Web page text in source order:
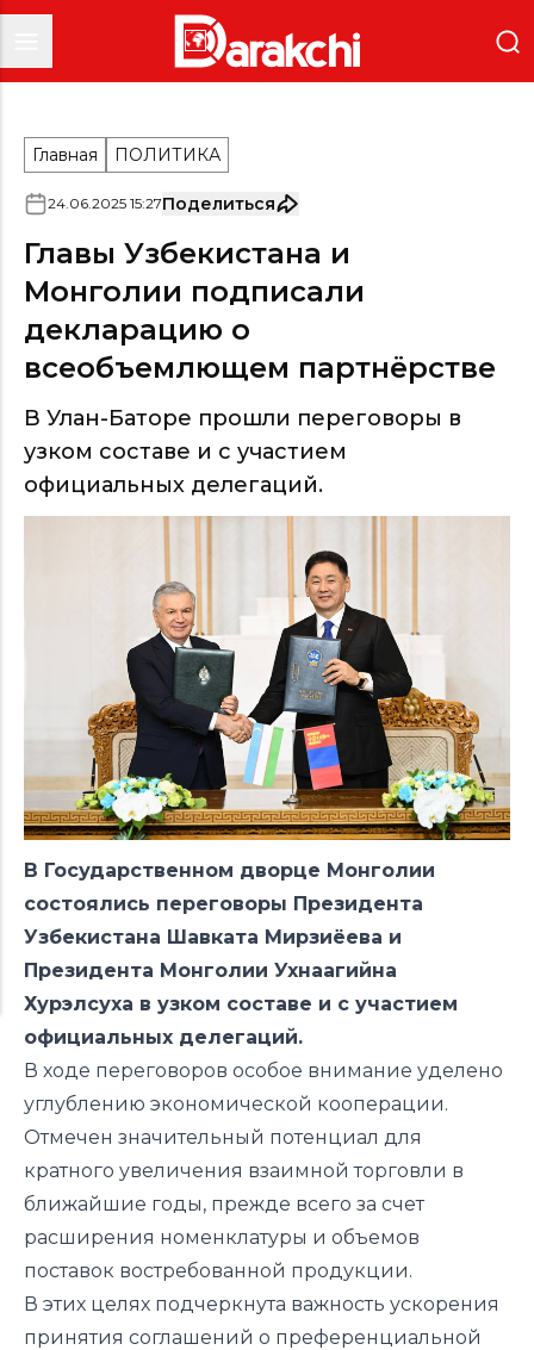
Главная ПОЛИТИКА
24.06.2025 15:27Поделиться
Главы Узбекистана и
Монголии подписали
декларацию о
всеобъемлющем партнёрстве
В Улан-Баторе прошли переговоры в
узком составе и с участием
официальных делегаций.
В Государственном дворце Монголии
состоялись переговоры Президента
Узбекистана Шавката Мирзиёева и
Президента Монголии Ухнаагийна
Хурэлсуха в узком составе и с участием
официальных делегаций.
В ходе переговоров особое внимание уделено
углублению экономической кооперации.
Отмечен значительный потенциал для
кратного увеличения взаимной торговли в
ближайшие годы, прежде всего за счет
расширения номенклатуры и объемов
поставок востребованной продукции.
В этих целях подчеркнута важность ускорения
принятия соглашений о преференциальной